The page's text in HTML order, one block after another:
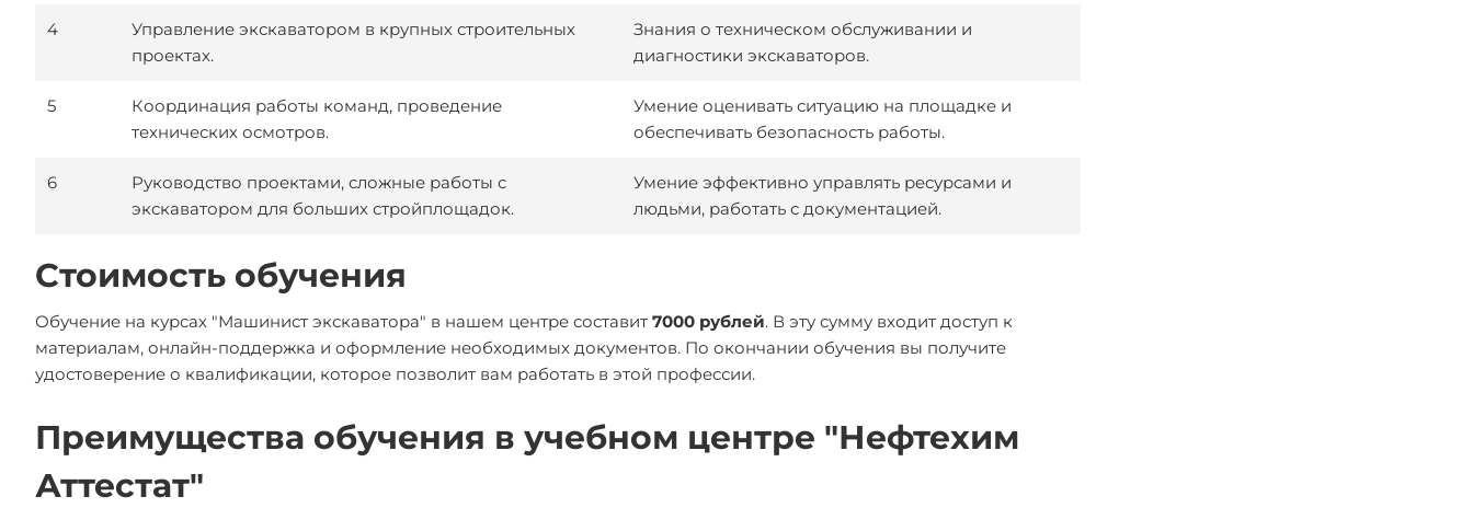
4
Управление экскаватором в крупных строительных
проектах.
Знания о техническом обслуживании и
диагностики экскаваторов.
5
Координация работы команд, проведение
технических осмотров.
Умение оценивать ситуацию на площадке и
обеспечивать безопасность работы.
6
Руководство проектами, сложные работы с
экскаватором для больших стройплощадок.
Умение эффективно управлять ресурсами и
людьми, работать с документацией.
Стоимость обучения
Обучение на курсах "Машинист экскаватора" в нашем центре составит 7000 рублей. В эту сумму входит доступ к
материалам, онлайн-поддержка и оформление необходимых документов. По окончании обучения вы получите
удостоверение о квалификации, которое позволит вам работать в этой профессии.
Преимущества обучения в учебном центре "Нефтехим
Аттестат"